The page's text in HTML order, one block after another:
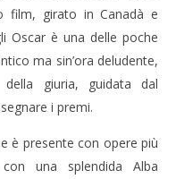
film, girato in Canadà e
Oscar è una delle poche
ma sin’ora deludente,
giuria, guidata dal
i premi.
è presente con opere più
una splendida Alba